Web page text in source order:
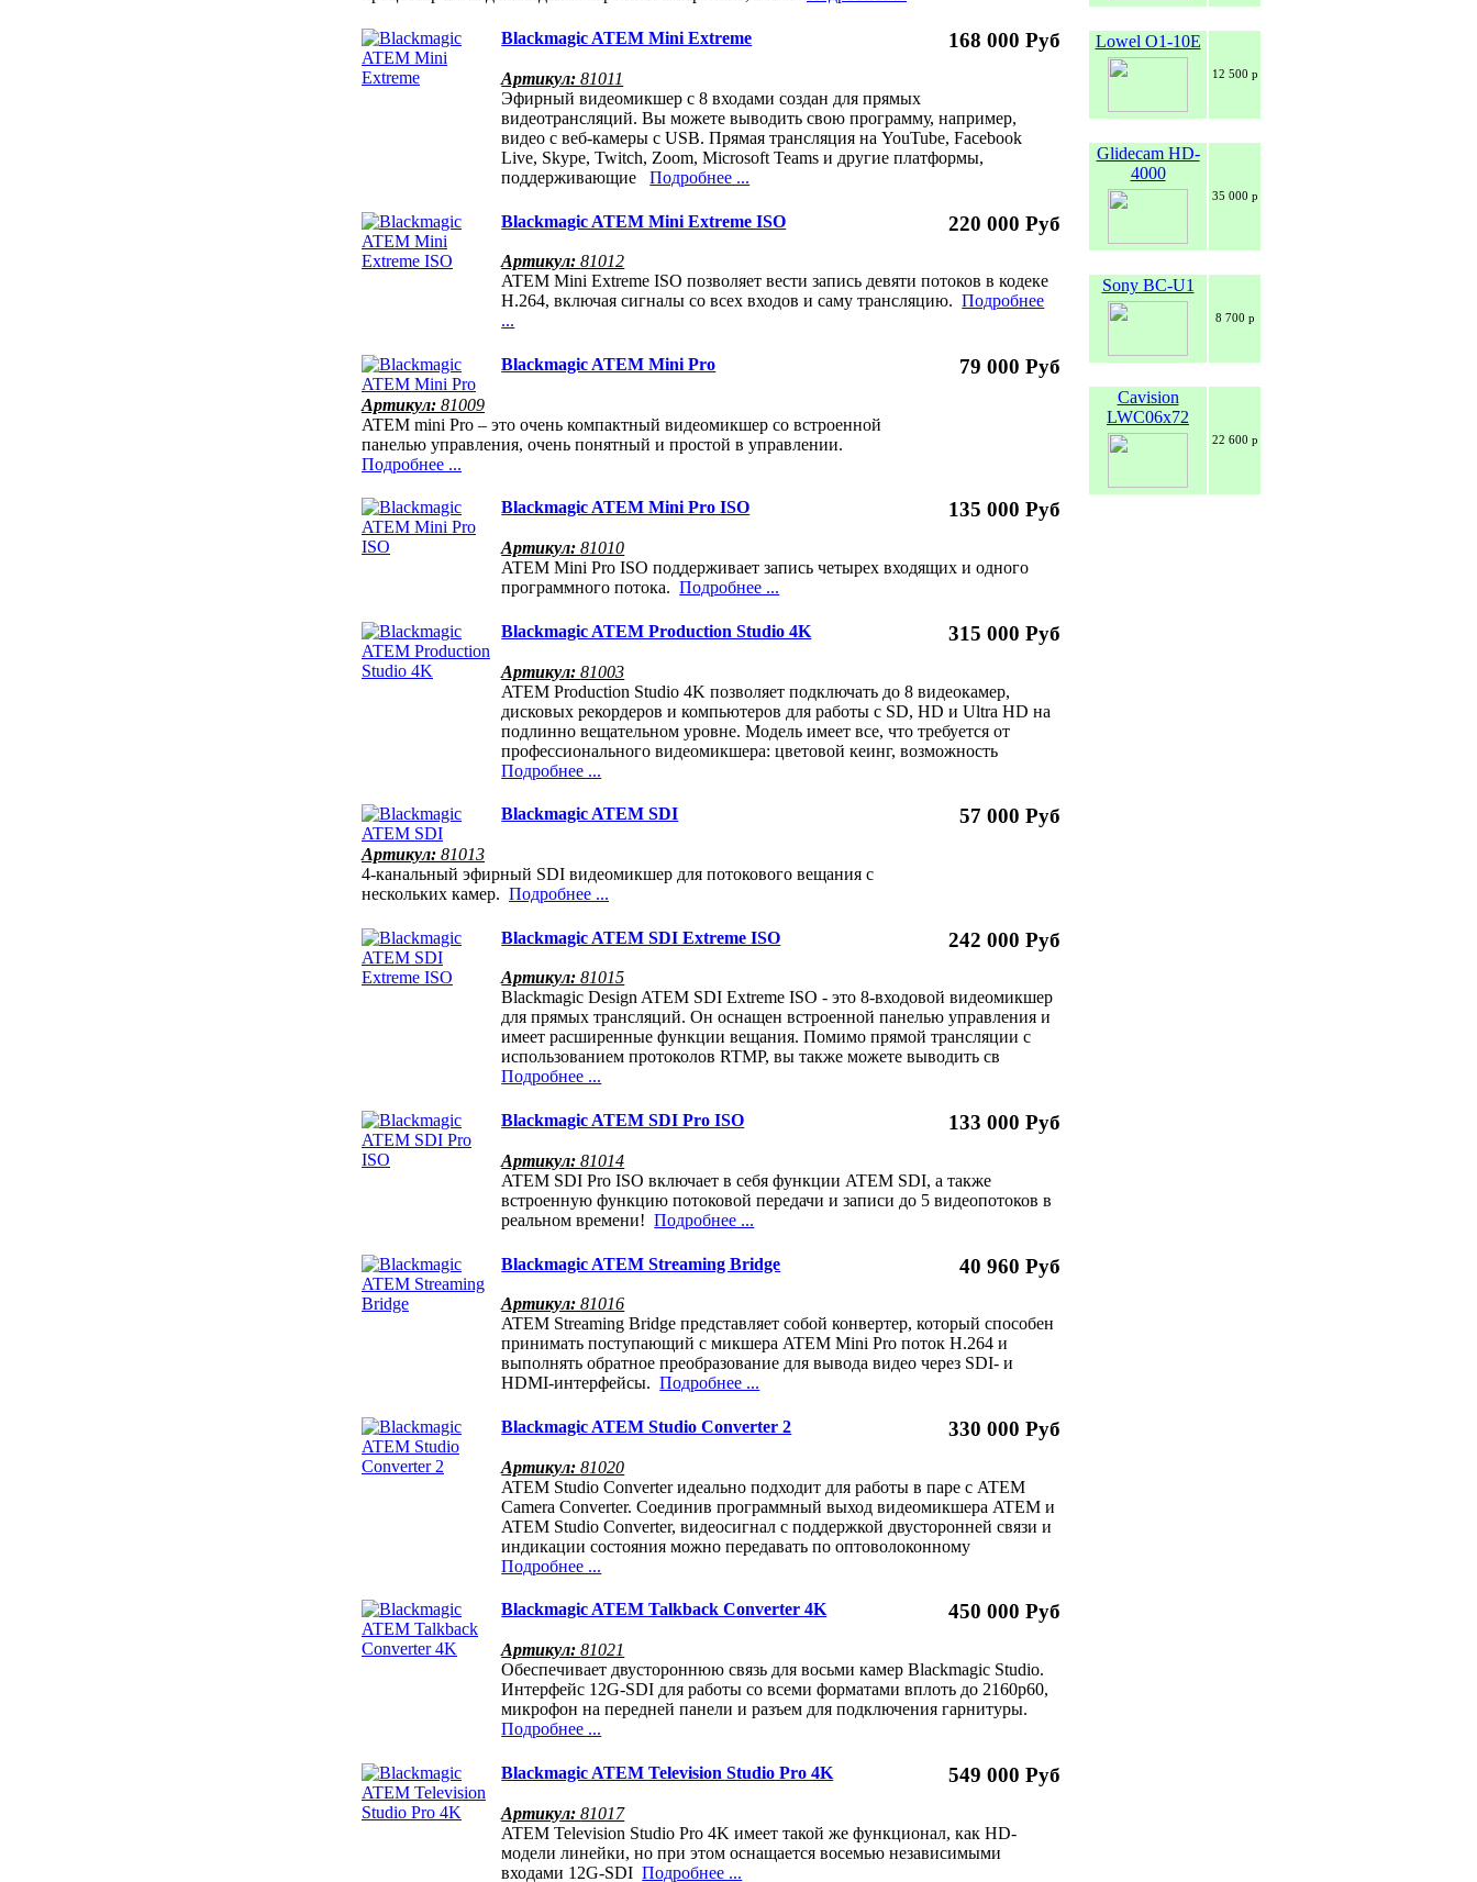
Blackmagic ATEM Mini Extreme 168 000 Руб
Артикул:81011
Эфирный видеомикшер с 8 входами создан для прямых
видеотрансляций. Вы можете выводить свою программу, например,
видео с веб-камеры с USB. Прямая трансляция на YouTube, Facebook
Live, Skype, Twitch, Zoom, Microsoft Teams и другие платформы,
поддерживающиеПодробнее ...
Blackmagic ATEM Mini Extreme ISO 220 000 Руб
Артикул:81012
ATEM Mini Extreme ISO позволяет вести запись девяти потоков в кодеке
H.264, включая сигналы со всех входов и саму трансляцию.Подробнее
...
Blackmagic ATEM Mini Pro 79 000 Руб
Артикул: 81009
ATEM mini Pro – это очень компактный видеомикшер со встроенной
панелью управления, очень понятный и простой в управлении.
Подробнее ...
Blackmagic ATEM Mini Pro ISO 135 000 Руб
Артикул:81010
ATEM Mini Pro ISO поддерживает запись четырех входящих и одного
программного потока.Подробнее ...
Blackmagic ATEM Production Studio 4K 315 000 Руб
Артикул:81003
ATEM Production Studio 4K позволяет подключать до 8 видеокамер,
дисковых рекордеров и компьютеров для работы с SD, HD и Ultra HD на
подлинно вещательном уровне. Модель имеет все, что требуется от
профессионального видеомикшера: цветовой кеинг, возможность
Подробнее ...
Blackmagic ATEM SDI 57 000 Руб
Артикул: 81013
4-канальный эфирный SDI видеомикшер для потокового вещания с
нескольких камер. Подробнее ...
Blackmagic ATEM SDI Extreme ISO 242 000 Руб
Артикул:81015
Blackmagic Design ATEM SDI Extreme ISO - это 8-входовой видеомикшер
для прямых трансляций. Он оснащен встроенной панелью управления и
имеет расширенные функции вещания. Помимо прямой трансляции с
использованием протоколов RTMP, вы также можете выводить св
Подробнее ...
Blackmagic ATEM SDI Pro ISO 133 000 Руб
Артикул:81014
ATEM SDI Pro ISO включает в себя функции ATEM SDI, а также
встроенную функцию потоковой передачи и записи до 5 видеопотоков в
реальном времени!Подробнее ...
Blackmagic ATEM Streaming Bridge 40 960 Руб
Артикул:81016
ATEM Streaming Bridge представляет собой конвертер, который способен
принимать поступающий с микшера ATEM Mini Pro поток H.264 и
выполнять обратное преобразование для вывода видео через SDI- и
HDMI-интерфейсы.Подробнее ...
Blackmagic ATEM Studio Converter 2 330 000 Руб
Артикул:81020
ATEM Studio Converter идеально подходит для работы в паре с ATEM
Camera Converter. Соединив программный выход видеомикшера ATEM и
ATEM Studio Converter, видеосигнал с поддержкой двусторонней связи и
индикации состояния можно передавать по оптоволоконному
Подробнее ...
Blackmagic ATEM Talkback Converter 4K 450 000 Руб
Артикул:81021
Обеспечивает двустороннюю связь для восьми камер Blackmagic Studio.
Интерфейс 12G-SDI для работы со всеми форматами вплоть до 2160p60,
микрофон на передней панели и разъем для подключения гарнитуры.
Подробнее ...
Blackmagic ATEM Television Studio Pro 4K 549 000 Руб
Артикул:81017
ATEM Television Studio Pro 4K имеет такой же функционал, как HD-
модели линейки, но при этом оснащается восемью независимыми
входами 12G‑SDIПодробнее ...
Lowel O1-10E
12 500 р
Glidecam HD-
4000
35 000 р
Sony BC-U1
8 700 р
Cavision
LWC06x72
22 600 р